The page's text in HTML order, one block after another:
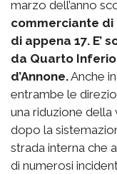
marzo dell’anno
commerciante di
di appena 17. E’
da Quarto
d’Annone.Anche
entrambe le
una riduzione
dopo la
strada interna che
di numerosi